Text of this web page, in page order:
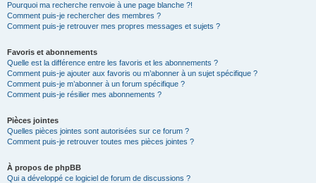
Pourquoi ma recherche renvoie à une page blanche ?!
Comment puis-je rechercher des membres ?
Comment puis-je retrouver mes propres messages et sujets ?
Favoris et abonnements
Quelle est la différence entre les favoris et les abonnements ?
Comment puis-je ajouter aux favoris ou m’abonner à un sujet spécifique ?
Comment puis-je m’abonner à un forum spécifique ?
Comment puis-je résilier mes abonnements ?
Pièces jointes
Quelles pièces jointes sont autorisées sur ce forum ?
Comment puis-je retrouver toutes mes pièces jointes ?
À propos de phpBB
Qui a développé ce logiciel de forum de discussions ?